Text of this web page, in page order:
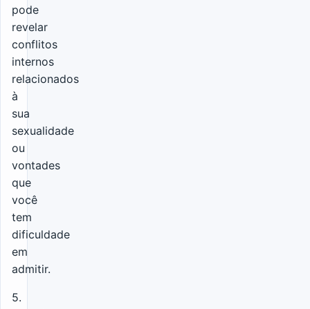
pode
revelar
conflitos
internos
relacionados
à
sua
sexualidade
ou
vontades
que
você
tem
dificuldade
em
admitir.
5.